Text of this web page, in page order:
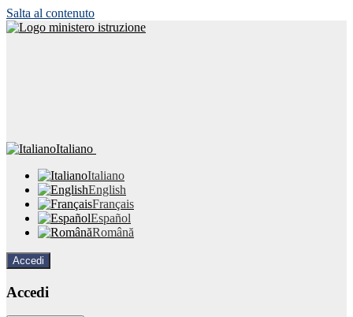
Salta al contenuto
Italiano
Italiano
English
Français
Español
Română
Accedi
Accedi